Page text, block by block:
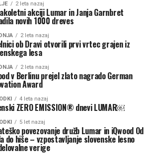
2 leta nazaj
akciji Lumar in Janja Garnbret
novih 1000 dreves
2 leta nazaj
ob Dravi otvorili prvi vrtec grajen iz
lesa
2 leta nazaj
v Berlinu prejel zlato nagrado German
Award
4 leta nazaj
ZERO EMISSION® dnevi LUMAR￼
5 let nazaj
povezovanje družb Lumar in iQwood Od
do hiše – vzpostavljanje slovenske lesno
verige